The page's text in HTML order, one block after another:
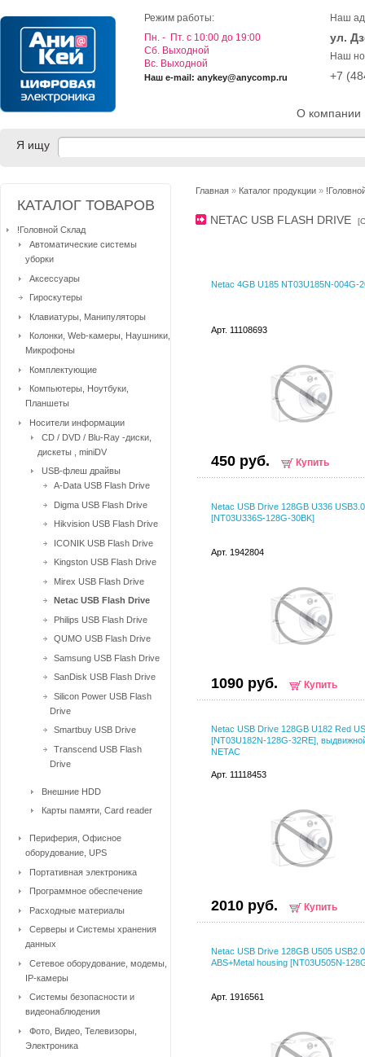
О компании
Режим работы:
Пн. - Пт. с 10:00 до 19:00
Cб. Выходной
Вс. Выходной
Наш e-mail: anykey@anycomp.ru
Наш
ул.
Наш
+7
Я ищу
Главная » Каталог продукции »
NETAC USB FLASH DRIVE [
Netac 4GB U185 NT03U185N-004G-
Арт. 11108693
450 руб. Купить
Netac USB Drive 128GB U336 USB3.0
[NT03U336S-128G-30BK]
Арт. 1942804
1090 руб. Купить
Netac USB Drive 128GB U182 Red
[NT03U182N-128G-32RE],
NETAC
Арт. 11118453
2010 руб. Купить
Netac USB Drive 128GB U505
ABS+Metal housing [NT03U505N-
Арт. 1916561
КАТАЛОГ ТОВАРОВ
!Головной Склад
Автоматические системы
уборки
Аксессуары
Гироскутеры
Клавиатуры, Манипуляторы
Колонки, Web-камеры, Наушники,
Микрофоны
Комплектующие
Компьютеры, Ноутбуки,
Планшеты
Носители информации
CD / DVD / Blu-Ray -диски,
дискеты , miniDV
USB-флеш драйвы
A-Data USB Flash Drive
Digma USB Flash Drive
Hikvision USB Flash Drive
ICONIK USB Flash Drive
Kingston USB Flash Drive
Mirex USB Flash Drive
Netac USB Flash Drive
Philips USB Flash Drive
QUMO USB Flash Drive
Samsung USB Flash Drive
SanDisk USB Flash Drive
Silicon Power USB Flash
Drive
Smartbuy USB Drive
Transcend USB Flash
Drive
Внешние HDD
Карты памяти, Card reader
Периферия, Офисное
оборудование, UPS
Портативная электроника
Программное обеспечение
Расходные материалы
Серверы и Системы хранения
данных
Сетевое оборудование, модемы,
IP-камеры
Системы безопасности и
видеонаблюдения
Фото, Видео, Телевизоры,
Электроника